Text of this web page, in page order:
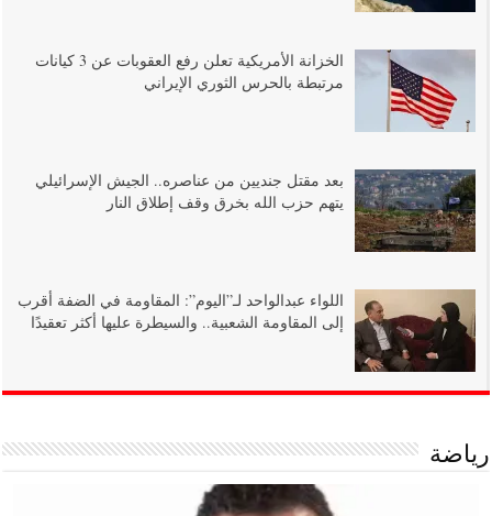
الخزانة الأمريكية تعلن رفع العقوبات عن 3 كيانات
مرتبطة بالحرس الثوري الإيراني
بعد مقتل جنديين من عناصره.. الجيش الإسرائيلي
يتهم حزب الله بخرق وقف إطلاق النار
اللواء عبدالواحد لـ”اليوم”: المقاومة في الضفة أقرب
إلى المقاومة الشعبية.. والسيطرة عليها أكثر تعقيدًا
رياضة